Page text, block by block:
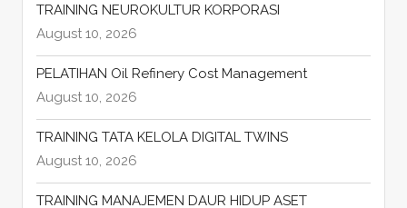
TRAINING NEUROKULTUR KORPORASI
August 10, 2026
PELATIHAN Oil Refinery Cost Management
August 10, 2026
TRAINING TATA KELOLA DIGITAL TWINS
August 10, 2026
TRAINING MANAJEMEN DAUR HIDUP ASET